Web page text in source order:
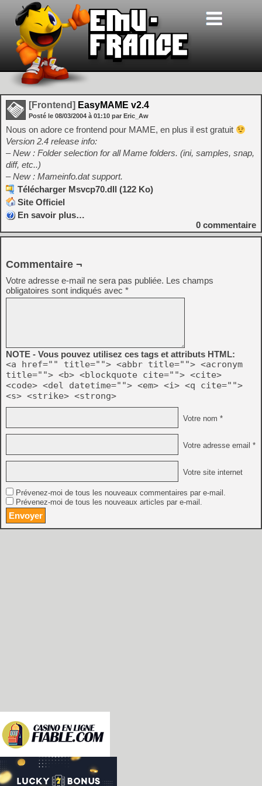
[Frontend] EasyMAME v2.4
Posté le 08/03/2004 à 01:10 par Eric_Aw
Nous on adore ce frontend pour MAME, en plus il est gratuit
Version 2.4 release info:
– New : Folder selection for all Mame folders. (ini, samples, snap,
diff, etc..)
– New : Mameinfo.dat support.
Télécharger Msvcp70.dll (122 Ko)
Site Officiel
En savoir plus…
0 commentaire
Commentaire ¬
Votre adresse e-mail ne sera pas publiée. Les champs
obligatoires sont indiqués avec *
NOTE - Vous pouvez utilisez ces tags et attributs HTML:
<a href="" title=""> <abbr title=""> <acronym
title=""> <b> <blockquote cite=""> <cite>
<code> <del datetime=""> <em> <i> <q cite="">
<s> <strike> <strong>
Votre nom *
Votre adresse email *
Votre site internet
Prévenez-moi de tous les nouveaux commentaires par e-mail.
Prévenez-moi de tous les nouveaux articles par e-mail.